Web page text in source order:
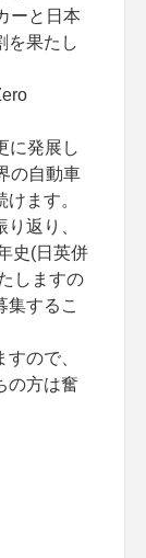
ーと日本
を果たし
に発展し
の自動車
ます。
返り、
史(日英併
しますの
集するこ
ので、
の方は奮